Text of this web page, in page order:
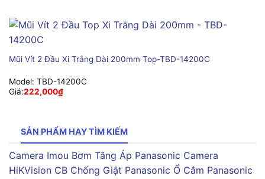
Mũi Vít 2 Đầu Xi Trắng Dài 200mm Top-TBD-14200C
Model: TBD-14200C
Giá:222,000₫
SẢN PHẨM HAY TÌM KIẾM
Camera Imou Bơm Tăng Áp Panasonic Camera
HiKVision CB Chống Giật Panasonic Ổ Cắm Panasonic